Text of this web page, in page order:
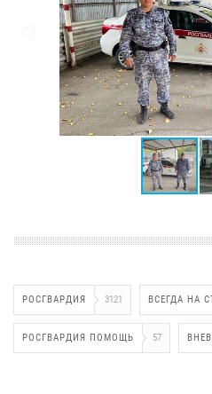
РОСГВАРДИЯ 3121 ВСЕГДА НА
РОСГВАРДИЯ ПОМОЩЬ 57